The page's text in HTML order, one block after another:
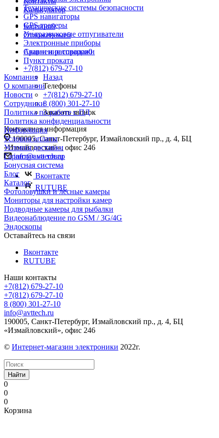
Калькулятор
Корзина0
Отложенные0
Сравнение товаров0
+7(812) 679-27-10
Назад
Телефоны
+7(812) 679-27-10
8 (800) 301-27-10
Заказать звонок
Контактная информация
190005, Санкт-Петербург, Измайловский пр., д. 4, БЦ
«Измайловский», офис 246
info@avttech.ru
Вконтакте
RUTUBE
Технические системы безопасности
GPS навигаторы
GPS трекеры
Ультразвуковые отпугиватели
Электронные приборы
Акции и распродажи
Пункт проката
Компания
О компании
Новости
Сотрудники
Политика по работе с ПД
Политика конфиденциальности
Информация
Условия оплаты
Условия доставки
Гарантия на товар
Бонусная система
Блог
Каталог
Фотоловушки и лесные камеры
Мониторы для настройки камер
Подводные камеры для рыбалки
Видеонаблюдение по GSM / 3G/4G
Эндоскопы
Оставайтесь на связи
Вконтакте
RUTUBE
Наши контакты
+7(812) 679-27-10
+7(812) 679-27-10
8 (800) 301-27-10
info@avttech.ru
190005, Санкт-Петербург, Измайловский пр., д. 4, БЦ
«Измайловский», офис 246
© Интернет-магазин электроники 2022г.
Найти
0
0
0
Корзина